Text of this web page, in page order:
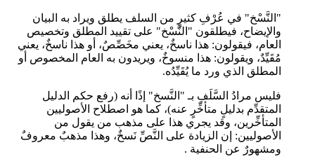
"النَّسْخ" في عُرْفِ كثيرٍ من السلف يطلق ويراد به البيان
والإيضاح، فيطلقون "النَّسْخ" على تقييد المطلق وتخصيص
العام، فيقولون: هذا ناسخٌ، يعني مخَصِّصٌ، أو هذا ناسخٌ، يعني
مُقَيِّدٌ، ويقولون: هذا منسوخٌ، ويريدون به العام المخصوص أو
المطلق الذي ورد ما يُقَيِّدُه.
فليس مرادُ السَّلَفِ بـ "النَّسخ" إذًا أنه (رفع حكم الدليل
المتقدِّم بدليلٍ متأخِّرٍ عنه)، كما هو اصطلاح الأصوليين
المتأخِّرين، وقد يجري هذا على مذهب من يقول من
الأصوليين: إن الزيادة على النَّصِّ نَسخٌ، وهذا مذهبٌ معروفٌ
ومشهورٌ عن الحنفية .